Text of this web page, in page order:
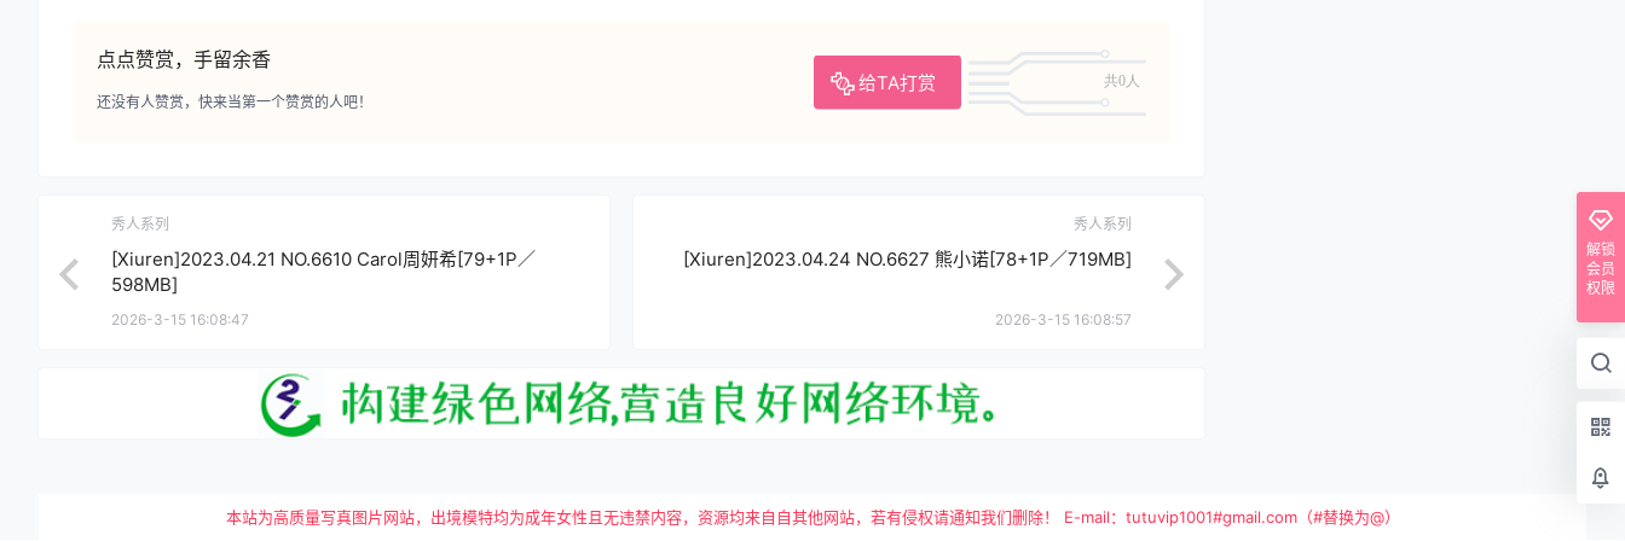
点点赞赏，手留余香
给TA打赏 共0人
还没有人赞赏，快来当第一个赞赏的人吧！
秀人系列
[Xiuren]2023.04.21 NO.6610 Carol周妍希[79+1P／
598MB]
2026-3-15 16:08:47
秀人系列
[Xiuren]2023.04.24 NO.6627 熊小诺[78+1P／719MB]
2026-3-15 16:08:57
解锁
会员
权限
本站为高质量写真图片网站，出境模特均为成年女性且无违禁内容，资源均来自自其他网站，若有侵权请通知我们删除！ E-mail：tutuvip1001#gmail.com（#替换为@）